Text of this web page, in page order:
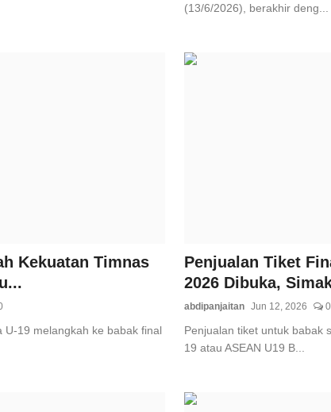
(13/6/2026), berakhir deng...
Kekuatan Timnas
U-19 melangkah ke babak final
Penjualan Tiket
2026 Dibuka,
abdipanjaitan Jun 12, 2026 0
Penjualan tiket untuk babak
19 atau ASEAN U19 B...